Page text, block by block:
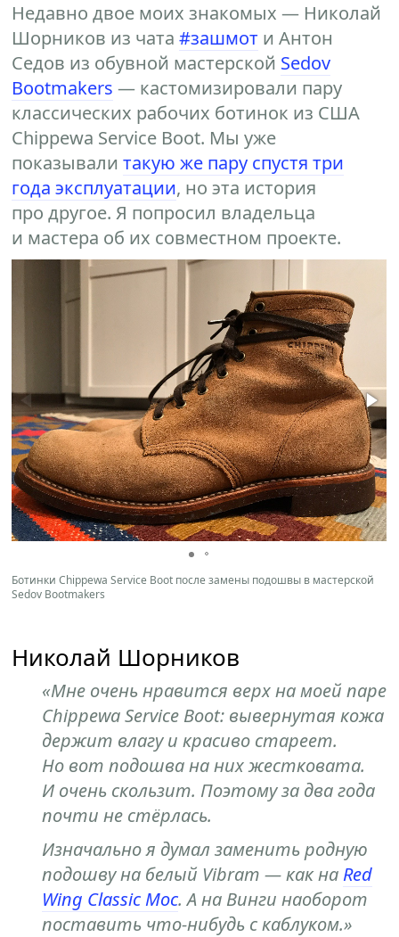
Недавно двое моих знакомых — Николай
Шорников из чата#зашмот и Антон
Седов из обувной мастерской Sedov
Bootmakers — кастомизировали пару
классических рабочих ботинок из США
Chippewa Service Boot. Мы уже
показывалитакую же пару спустя три
года эксплуатации, но эта история
про другое. Я попросил владельца
и мастера об их совместном проекте.
Ботинки Chippewa Service Boot после замены подошвы в мастерской
Sedov Bootmakers
Николай Шорников
«Мне очень нравится верх на моей паре
Chippewa Service Boot: вывернутая кожа
держит влагу и красиво стареет.
Но вот подошва на них жестковата.
И очень скользит. Поэтому за два года
почти не стёрлась.
Изначально я думал заменить родную
подошву на белый Vibram — как на Red
Wing Classic Moc. А на Винги наоборот
поставить что-нибудь с каблуком.»